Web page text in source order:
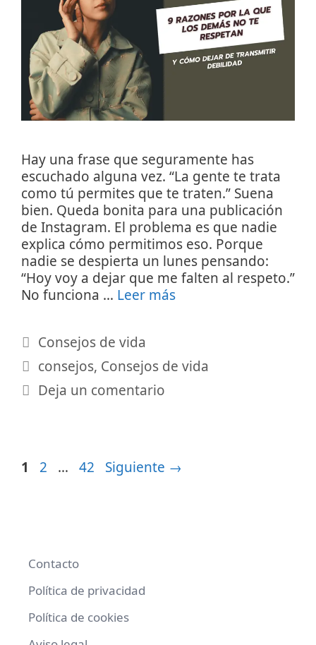
Hay una frase que seguramente has
escuchado alguna vez. “La gente te trata
como tú permites que te traten.” Suena
bien. Queda bonita para una publicación
de Instagram. El problema es que nadie
explica cómo permitimos eso. Porque
nadie se despierta un lunes pensando:
“Hoy voy a dejar que me falten al respeto.”
No funciona … Leer más
Categorías
Consejos de vida
Etiquetas
consejos, Consejos de vida
Deja un comentario
Página
1 Página
2 … Página
42 Siguiente →
Contacto
Política de privacidad
Política de cookies